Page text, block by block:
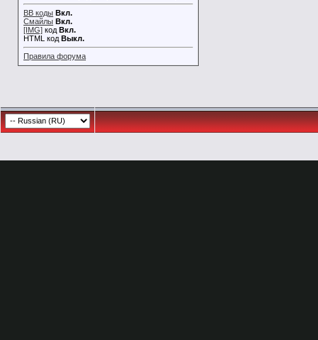
BB коды Вкл.
Смайлы Вкл.
[IMG] код Вкл.
HTML код Выкл.
Правила форума